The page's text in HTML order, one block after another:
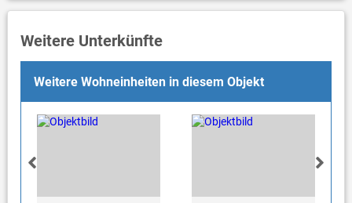
Weitere Unterkünfte
Weitere Wohneinheiten in diesem Objekt